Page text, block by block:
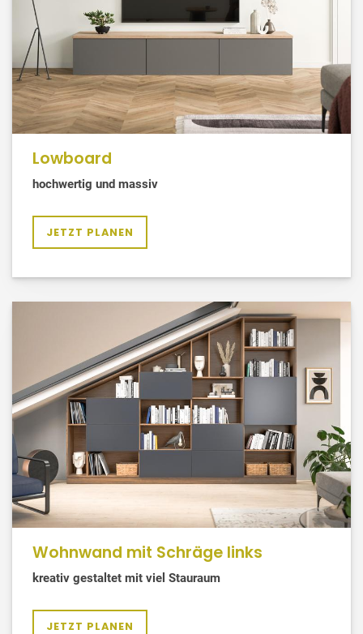
Lowboard
hochwertig und massiv
JETZT PLANEN
Wohnwand mit Schräge links
kreativ gestaltet mit viel Stauraum
JETZT PLANEN